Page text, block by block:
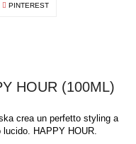
PINTEREST
HOUR (100ML)
crea un perfetto styling a
HAPPY HOUR.